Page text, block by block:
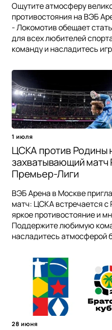
Ощутите атмосферу
противостояния на ВЭБ
- Локомотив обещает
для всех любителей
команду и насладитесь
1 июля
ЦСКА против Родины
захватывающий матч
Премьер-Лиги
ВЭБ Арена в Москве
матч: ЦСКА встречается
яркое противостояние и
Поддержите любимую
насладитесь атмосферой
28 июня